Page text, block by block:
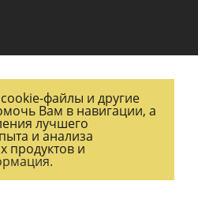
cookie-файлы и другие
Вам в навигации, а
лучшего
и анализа
продуктов и